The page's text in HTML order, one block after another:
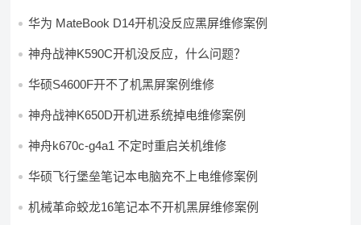
华为 MateBook D14开机没反应黑屏维修案例
神舟战神K590C开机没反应，什么问题？
华硕S4600F开不了机黑屏案例维修
神舟战神K650D开机进系统掉电维修案例
神舟k670c-g4a1 不定时重启关机维修
华硕飞行堡垒笔记本电脑充不上电维修案例
机械革命蛟龙16笔记本不开机黑屏维修案例